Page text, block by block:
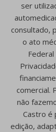
ser
consultado,
o ato
comercial.
não
Castro é
edição,